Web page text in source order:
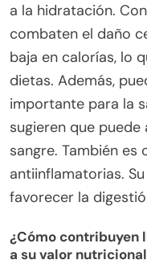
a la hidratación.
combaten el daño
baja en calorías, lo
dietas. Además,
importante para la
sugieren que
sangre. También
antiinflamatorias.
favorecer la
¿Cómo contribuyen
a su valor